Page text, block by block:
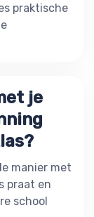
praktische
je
manier met
praat en
school